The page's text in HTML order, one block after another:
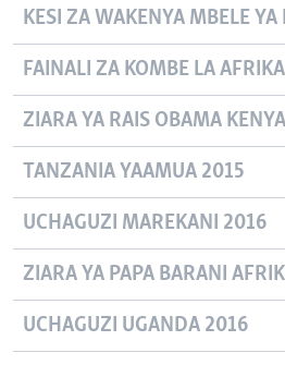
KESI ZA WAKENYA MBELE YA
FAINALI ZA KOMBE LA
ZIARA YA RAIS OBAMA
TANZANIA YAAMUA 2015
UCHAGUZI MAREKANI 2016
ZIARA YA PAPA BARANI
UCHAGUZI UGANDA 2016